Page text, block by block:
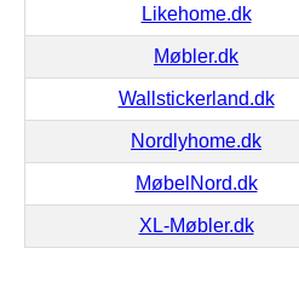
Likehome.dk
Møbler.dk
Wallstickerland.dk
Nordlyhome.dk
MøbelNord.dk
XL-Møbler.dk